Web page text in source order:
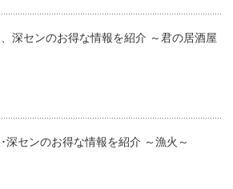
深センのお得な情報を紹介 ～君の居酒屋
深センのお得な情報を紹介 ～漁火～